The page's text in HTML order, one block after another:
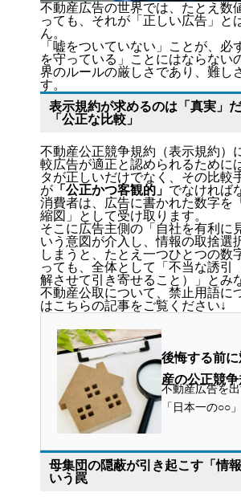
不動産広告の世界では、たとえ数
っても、それが「正しい広告」と
ん。
「嘘をついていない」ことが、必
を守っている」ことにはならない
界のルールの厳しさであり、難し
す。
表示規約が求めるのは「真実」
「公正な比較」
不動産公正競争規約（表示規約）
較広告が適正と認められるために
タが正しいだけでなく、その比較
が 「公正かつ客観的」 でなければ
消費者は、広告に書かれた数字を
縮図」として受け取ります。
そこに広告主側の「自社を有利に
いう意図が介入し、情報の取捨選
しまうと、たとえ一つひとつの数
っても、全体として「不当な誘引
解させて引き寄せること）」とみ
不動産公取について、禁止用語に
はこちらの記事をご覧ください↓
後悔する前
産の公正競
会社が徹底
不動産広告を
「日本一の○○
ますよね。 し
母集団の隠蔽が引き起こす「情
いう罠